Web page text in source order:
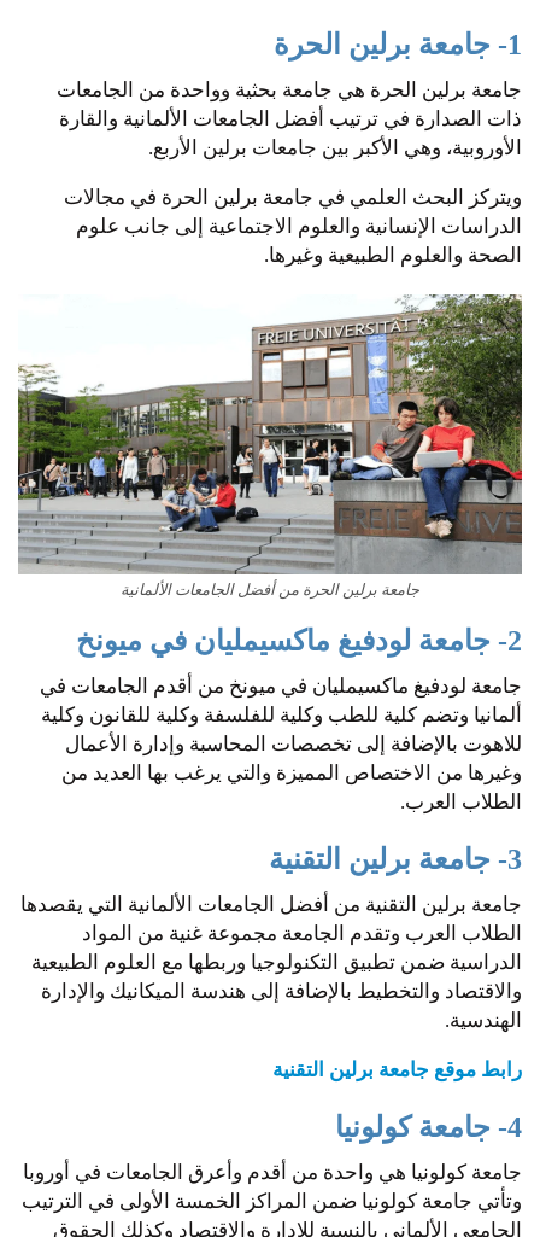
1- جامعة برلين الحرة
جامعة برلين الحرة هي جامعة بحثية وواحدة من الجامعات
ذات الصدارة في ترتيب أفضل الجامعات الألمانية والقارة
الأوروبية، وهي الأكبر بين جامعات برلين الأربع.
ويتركز البحث العلمي في جامعة برلين الحرة في مجالات
الدراسات الإنسانية والعلوم الاجتماعية إلى جانب علوم
الصحة والعلوم الطبيعية وغيرها.
جامعة برلين الحرة من أفضل الجامعات الألمانية
2- جامعة لودفيغ ماكسيمليان في ميونخ
جامعة لودفيغ ماكسيمليان في ميونخ من أقدم الجامعات في
ألمانيا وتضم كلية للطب وكلية للفلسفة وكلية للقانون وكلية
للاهوت بالإضافة إلى تخصصات المحاسبة وإدارة الأعمال
وغيرها من الاختصاص المميزة والتي يرغب بها العديد من
الطلاب العرب.
3- جامعة برلين التقنية
جامعة برلين التقنية من أفضل الجامعات الألمانية التي يقصدها
الطلاب العرب وتقدم الجامعة مجموعة غنية من المواد
الدراسية ضمن تطبيق التكنولوجيا وربطها مع العلوم الطبيعية
والاقتصاد والتخطيط بالإضافة إلى هندسة الميكانيك والإدارة
الهندسية.
رابط موقع جامعة برلين التقنية
4- جامعة كولونيا
جامعة كولونيا هي واحدة من أقدم وأعرق الجامعات في أوروبا
وتأتي جامعة كولونيا ضمن المراكز الخمسة الأولى في الترتيب
الجامعي الألماني بالنسبة للإدارة والاقتصاد وكذلك الحقوق